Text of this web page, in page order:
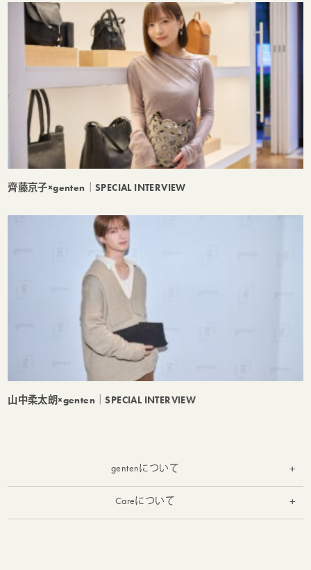
齊藤京子×genten｜SPECIAL INTERVIEW
山中柔太朗×genten｜SPECIAL INTERVIEW
gentenについて
お知らせ
Careについて